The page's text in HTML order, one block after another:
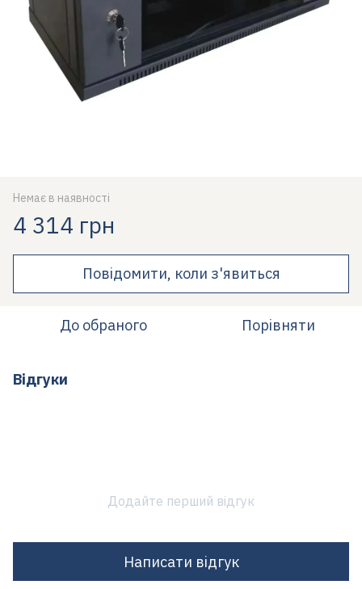
Немає в наявності
4 314 грн
Повідомити, коли з'явиться
До обраного Порівняти
Відгуки
Додайте перший відгук
Написати відгук